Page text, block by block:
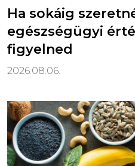
Ha sokáig
egészségügyi
figyelned
2026.08.06.